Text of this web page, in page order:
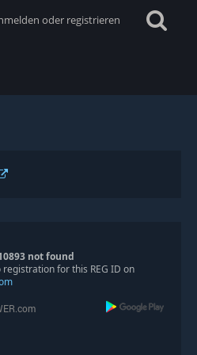
oder registrieren
not found
registration for this REG ID on